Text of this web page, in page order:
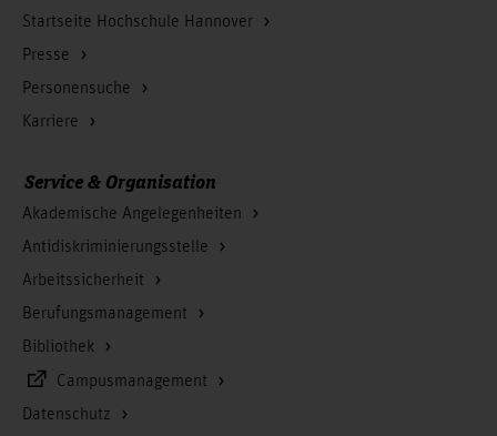
Startseite Hochschule Hannover
Presse
Personensuche
Karriere
Service & Organisation
Akademische Angelegenheiten
Antidiskriminierungsstelle
Arbeitssicherheit
Berufungsmanagement
Bibliothek
Campusmanagement
Datenschutz